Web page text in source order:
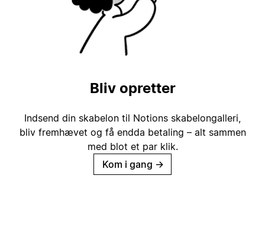
Bliv opretter
Indsend din skabelon til Notions skabelongalleri,
bliv fremhævet og få endda betaling – alt sammen
med blot et par klik.
Kom i gang →